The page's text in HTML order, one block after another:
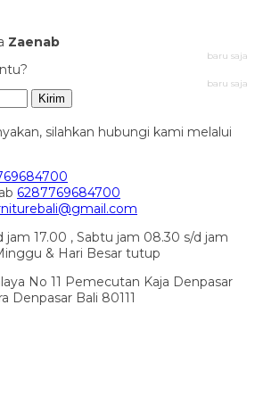
Zaenab
baru saja
baru saja
Kirim
silahkan hubungi kami melalui
6287769684700
jam 17.00 , Sabtu jam 08.30 s/d jam
& Hari Besar tutup
No 11 Pemecutan Kaja Denpasar
Denpasar Bali 80111